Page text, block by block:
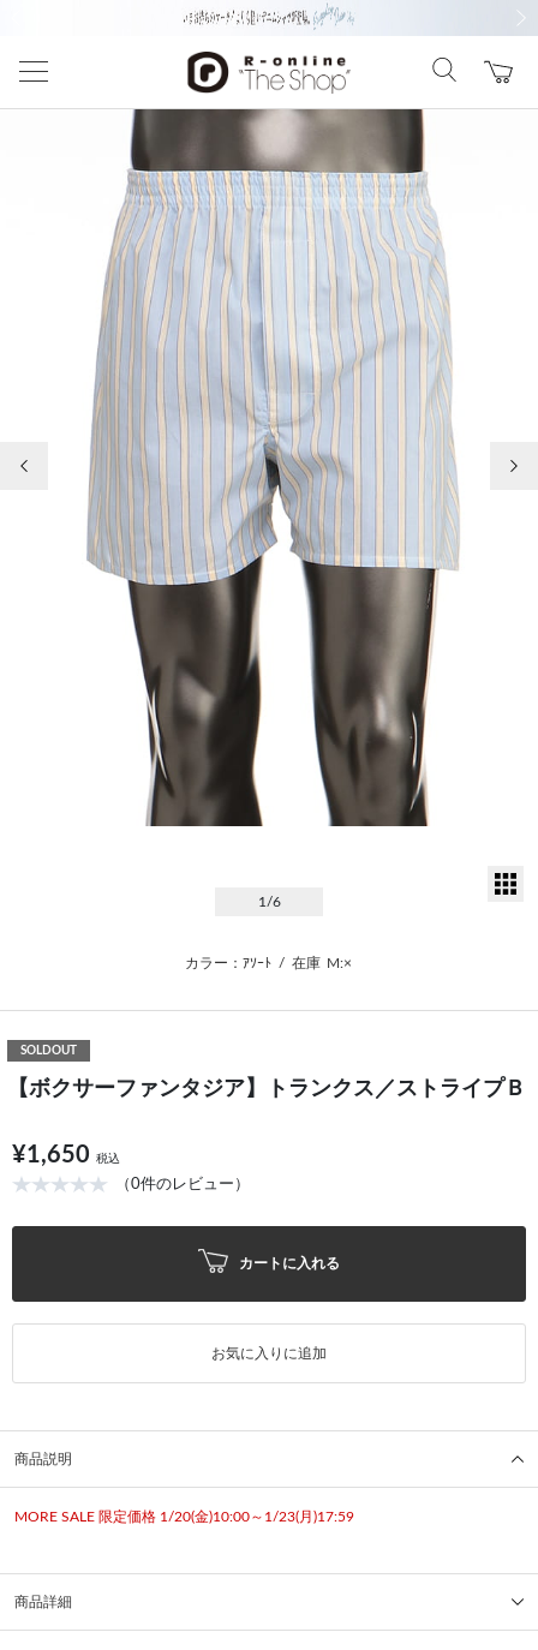
1 /6
カラー：ｱｿｰﾄ / 在庫 M:×
SOLDOUT
【ボクサーファンタジア】トランクス／ストライプＢ
¥1,650 税込
（0件のレビュー）
カートに入れる
お気に入りに追加
商品説明
MORE SALE 限定価格 1/20(金)10:00～1/23(月)17:59
商品詳細